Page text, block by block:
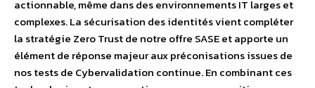
actionnable, même dans des environnements IT larges et
complexes. La sécurisation des identités vient compléter
la stratégie Zero Trust de notre offre SASE et apporte un
élément de réponse majeur aux préconisations issues de
nos tests de Cybervalidation continue. En combinant ces